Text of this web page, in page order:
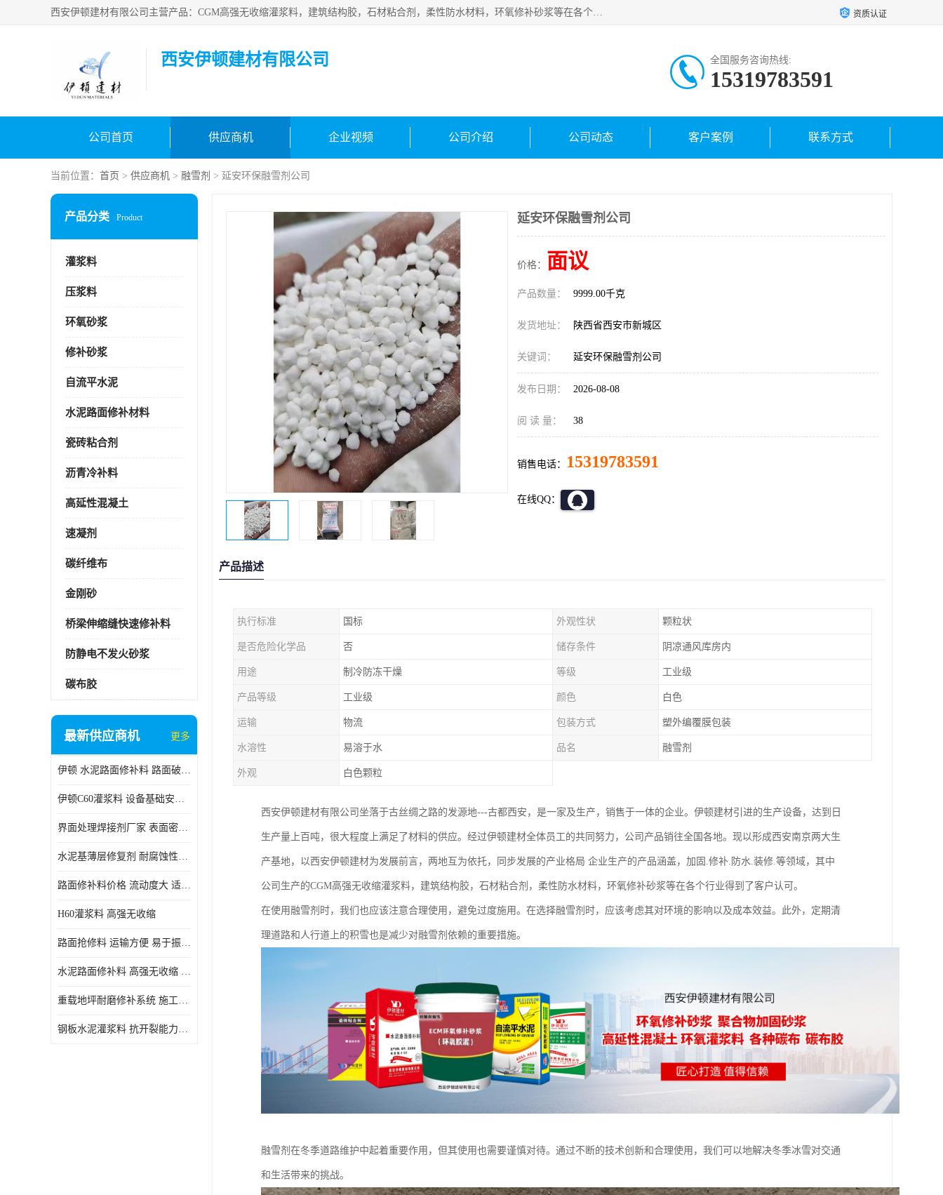
西安伊顿建材有限公司主营产品：CGM高强无收缩灌浆料，建筑结构胶，石材粘合剂，柔性防水材料，环氧修补砂浆等在各个行业得到了客户认可。 资质认证
西安伊顿建材有限公司 全国服务咨询热线:
15319783591
公司首页 供应商机 企业视频 公司介绍 公司动态 客户案例 联系方式
当前位置： 首页 > 供应商机 > 融雪剂 > 延安环保融雪剂公司
产品分类 Product
灌浆料
压浆料
环氧砂浆
修补砂浆
自流平水泥
水泥路面修补材料
瓷砖粘合剂
沥青冷补料
高延性混凝土
速凝剂
碳纤维布
金刚砂
桥梁伸缩缝快速修补料
防静电不发火砂浆
碳布胶
最新供应商机 更多
伊顿 水泥路面修补料 路面破损起皮快速修补 2小时通车
伊顿C60灌浆料 设备基础安装 梁柱改造加固二次灌浆料
界面处理焊接剂厂家 表面密实 良好的流动性
水泥基薄层修复剂 耐腐蚀性好 适用范围广
路面修补料价格 流动度大 适用范围广
H60灌浆料 高强无收缩
路面抢修料 运输方便 易于振捣密实
水泥路面修补料 高强无收缩 施工和易性好 强度高 韧性好
重载地坪耐磨修补系统 施工期短 易于振捣密实
钢板水泥灌浆料 抗开裂能力强 施工和易性好
延安环保融雪剂公司
价格： 面议
产品数量： 9999.00千克
发货地址： 陕西省西安市新城区
关键词： 延安环保融雪剂公司
发布日期： 2026-08-08
阅 读 量： 38
销售电话： 15319783591
在线QQ：
产品描述
执行标准 国标 外观性状 颗粒状
是否危险化学品 否 储存条件 阴凉通风库房内
用途 制冷防冻干燥 等级 工业级
产品等级 工业级 颜色 白色
运输 物流 包装方式 塑外编覆膜包装
水溶性 易溶于水 品名 融雪剂
外观 白色颗粒
西安伊顿建材有限公司坐落于古丝绸之路的发源地---古都西安，是一家及生产，销售于一体的企业。伊顿建材引进的生产设备，达到日
生产量上百吨，很大程度上满足了材料的供应。经过伊顿建材全体员工的共同努力，公司产品销往全国各地。现以形成西安南京两大生
产基地，以西安伊顿建材为发展前言，两地互为依托，同步发展的产业格局 企业生产的产品涵盖，加固.修补.防水.装修.等领域，其中
公司生产的CGM高强无收缩灌浆料，建筑结构胶，石材粘合剂，柔性防水材料，环氧修补砂浆等在各个行业得到了客户认可。
在使用融雪剂时，我们也应该注意合理使用，避免过度施用。在选择融雪剂时，应该考虑其对环境的影响以及成本效益。此外，定期清
理道路和人行道上的积雪也是减少对融雪剂依赖的重要措施。
融雪剂在冬季道路维护中起着重要作用，但其使用也需要谨慎对待。通过不断的技术创新和合理使用，我们可以地解决冬季冰雪对交通
和生活带来的挑战。